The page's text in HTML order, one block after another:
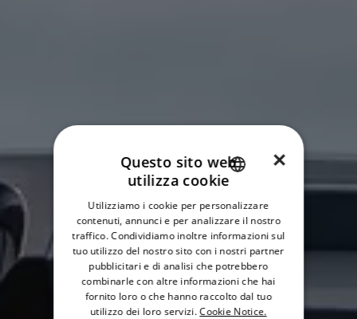
ENGLISH
FRENCH
DANISH
ITALIAN
SWEDISH
×
Questo sito web
utilizza cookie
Utilizziamo i cookie per personalizzare
contenuti, annunci e per analizzare il nostro
traffico. Condividiamo inoltre informazioni sul
tuo utilizzo del nostro sito con i nostri partner
pubblicitari e di analisi che potrebbero
combinarle con altre informazioni che hai
fornito loro o che hanno raccolto dal tuo
utilizzo dei loro servizi. Cookie Notice.